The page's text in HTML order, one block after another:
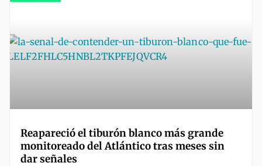
Reapareció el tiburón blanco más grande
monitoreado del Atlántico tras meses sin
dar señales